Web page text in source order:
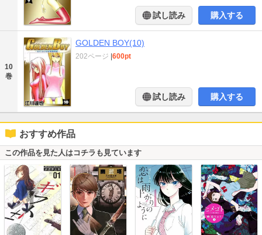
試し読み 購入する
10
巻
GOLDEN BOY(10)
202ページ 600pt
試し読み 購入する
おすすめ作品
この作品を見た人はコチラも見ています